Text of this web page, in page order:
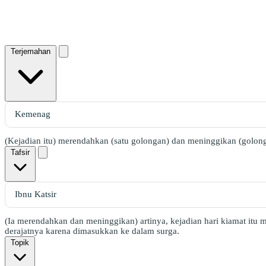
Terjemahan
(Kejadian itu) merendahkan (satu golongan) dan meninggikan
Tafsir
(Ia merendahkan dan meninggikan) artinya, kejadian hari kiamat itu
derajatnya karena dimasukkan ke dalam surga.
Topik